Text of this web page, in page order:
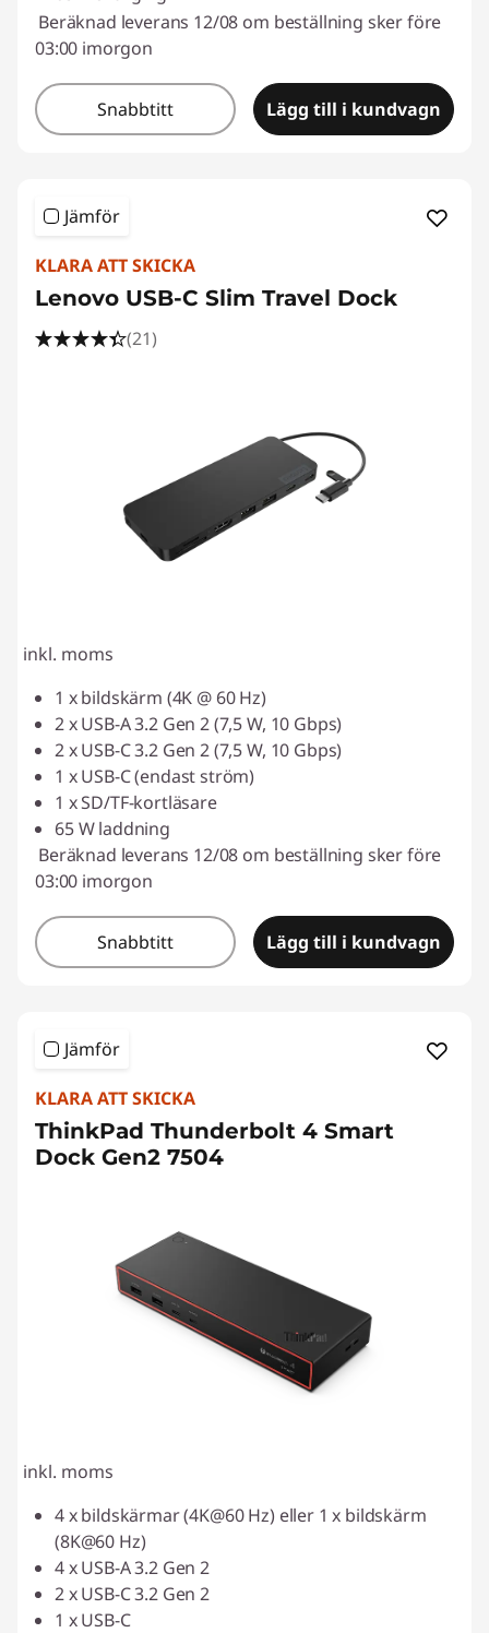
Beräknad leverans 12/08 om beställning sker före
03:00 imorgon
Snabbtitt Lägg till i kundvagn
Jämför
KLARA ATT SKICKA
Lenovo USB-C Slim Travel Dock
(21)
inkl. moms
1 x bildskärm (4K @ 60 Hz)
2 x USB-A 3.2 Gen 2 (7,5 W, 10 Gbps)
2 x USB-C 3.2 Gen 2 (7,5 W, 10 Gbps)
1 x USB-C (endast ström)
1 x SD/TF-kortläsare
65 W laddning
Beräknad leverans 12/08 om beställning sker före
03:00 imorgon
Snabbtitt Lägg till i kundvagn
Jämför
KLARA ATT SKICKA
ThinkPad Thunderbolt 4 Smart
Dock Gen2 7504
inkl. moms
4 x bildskärmar (4K@60 Hz) eller 1 x bildskärm
(8K@60 Hz)
4 x USB-A 3.2 Gen 2
2 x USB-C 3.2 Gen 2
1 x USB-C